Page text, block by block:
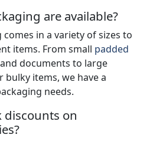
are available?
in a variety of sizes to
items. From small padded
documents to large
items, we have a
needs.
discounts on